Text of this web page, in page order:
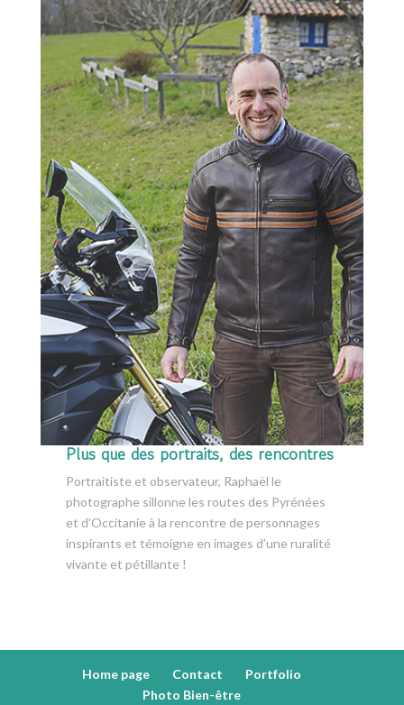
Plus que des portraits, des rencontres
Portraitiste et observateur, Raphaël le
photographe sillonne les routes des Pyrénées
et d’Occitanie à la rencontre de personnages
inspirants et témoigne en images d’une ruralité
vivante et pétillante !
Home page Contact
Portfolio
Photo Bien-être